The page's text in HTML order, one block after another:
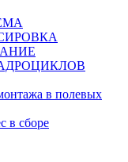
в полевых
в сборе